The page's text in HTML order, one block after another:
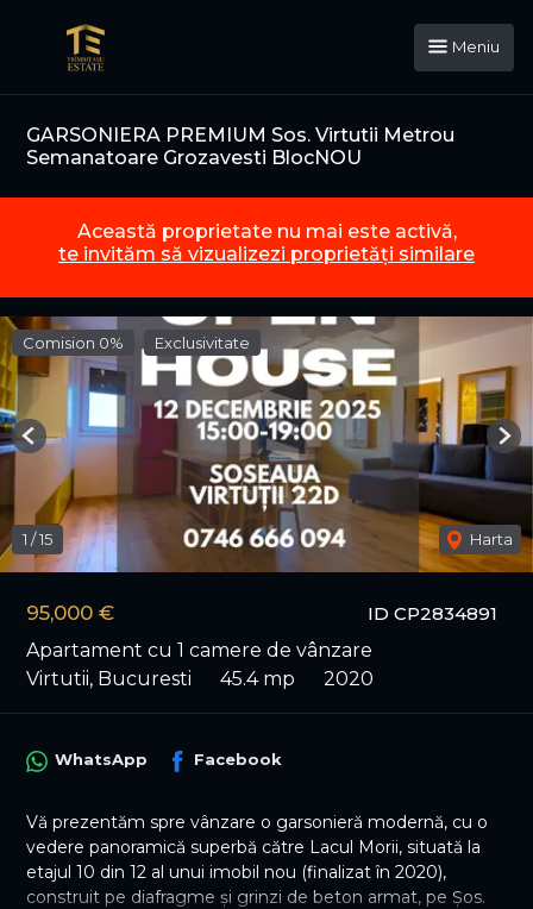
Meniu
GARSONIERA PREMIUM Sos. Virtutii Metrou
Semanatoare Grozavesti BlocNOU
Această proprietate nu mai este activă,
te invităm să vizualizezi proprietăți similare
ID CP2834891
95,000 €
Apartament cu 1 camere de vânzare
Virtutii, Bucuresti
45.4 mp 2020
Comision 0% Exclusivitate
1 /15 Harta
Previous
WhatsApp Facebook
Vă prezentăm spre vânzare o garsonieră modernă, cu o
vedere panoramică superbă către Lacul Morii, situată la
etajul 10 din 12 al unui imobil nou (finalizat în 2020),
construit pe diafragme și grinzi de beton armat, pe Șos.